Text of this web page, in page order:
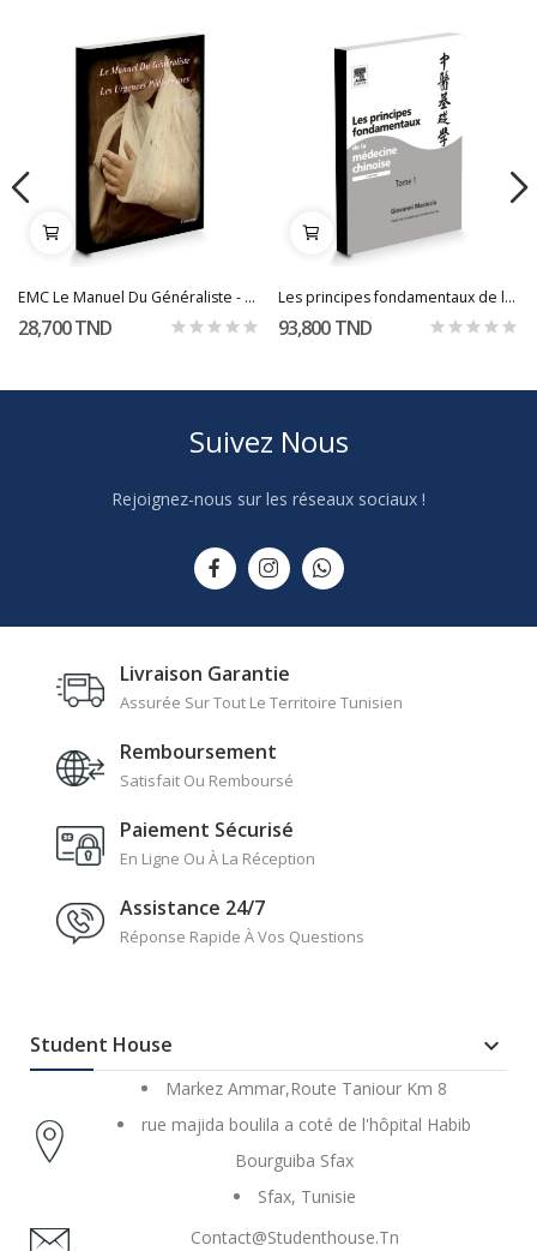
EMC Le Manuel Du Généraliste - Les Urgences...
28,700 TND
Les principes fondamentaux de la médecine...
93,800 TND
Suivez Nous
Rejoignez-nous sur les réseaux sociaux !
Livraison Garantie
Assurée Sur Tout Le Territoire Tunisien
Remboursement
Satisfait Ou Remboursé
Paiement Sécurisé
En Ligne Ou À La Réception
Assistance 24/7
Réponse Rapide À Vos Questions
Student House 
Markez Ammar,Route Taniour Km 8
rue majida boulila a coté de l'hôpital Habib
Bourguiba Sfax
Sfax, Tunisie
Contact@studenthouse.tn